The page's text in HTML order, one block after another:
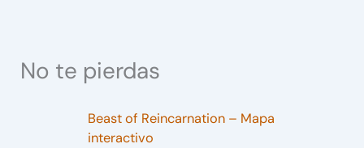
No te pierdas
Beast of Reincarnation – Mapa
interactivo